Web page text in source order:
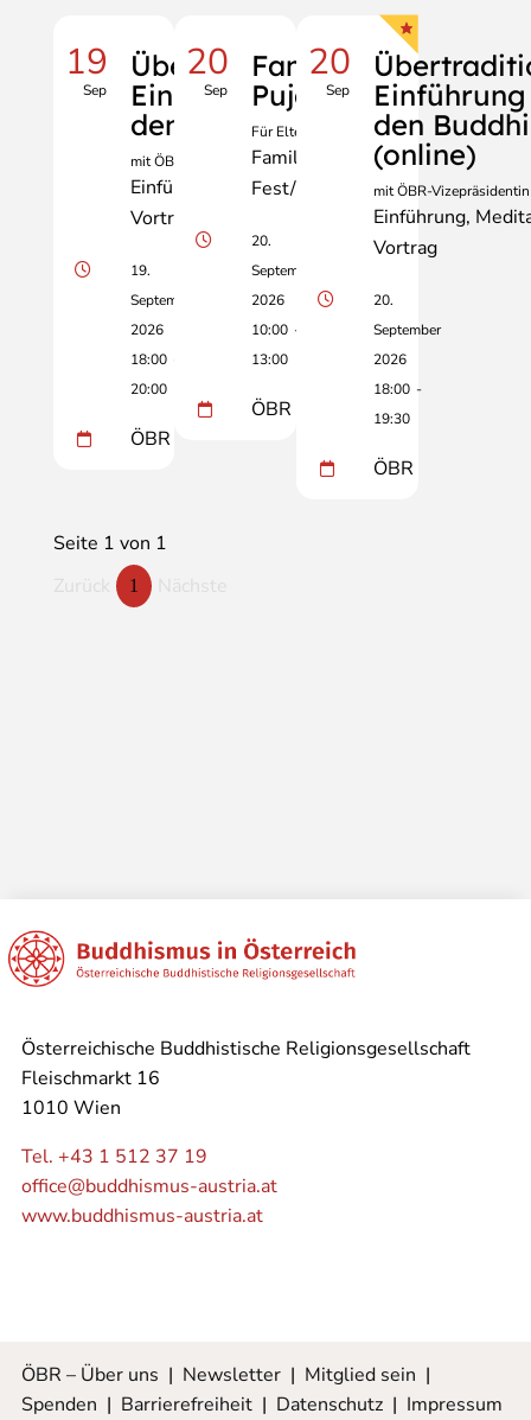
19
Sep
Übertraditionelle
Einführung in
den Buddhismus
mit ÖBR-Vizepräsidentin Erika Erber
Einführung
Meditation
Vortrag
19.
September
2026
18:00
20:00
ÖBR
20
Sep
Familien-
Puja
Für Eltern und Kinder
Familie
Fest/Zeremonie
20.
September
2026
10:00 -
13:00
ÖBR
20
Sep
den
(online)
mit ÖBR-
Einführung
Vortrag
20.
September
2026
18:00 -
19:30
ÖBR
Seite 1 von 1
1
Österreichische Buddhistische Religionsgesellschaft
Fleischmarkt 16
1010 Wien
Tel. +43 1 512 37 19
office@buddhismus-austria.at
www.buddhismus-austria.at
ÖBR – Über uns | Newsletter| Mitglied sein |
Spenden | Barrierefreiheit| Datenschutz| Impressum